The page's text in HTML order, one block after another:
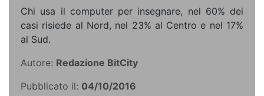
Chi usa il computer per insegnare, nel 60% dei
casi risiede al Nord, nel 23% al Centro e nel 17%
al Sud.
Autore: Redazione BitCity
Pubblicato il: 04/10/2016